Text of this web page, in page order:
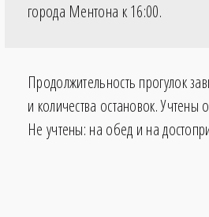
города Ментона к16:00.
Продолжительность прогулок
и количества остановок. Учтены
Не учтены: на обед и на